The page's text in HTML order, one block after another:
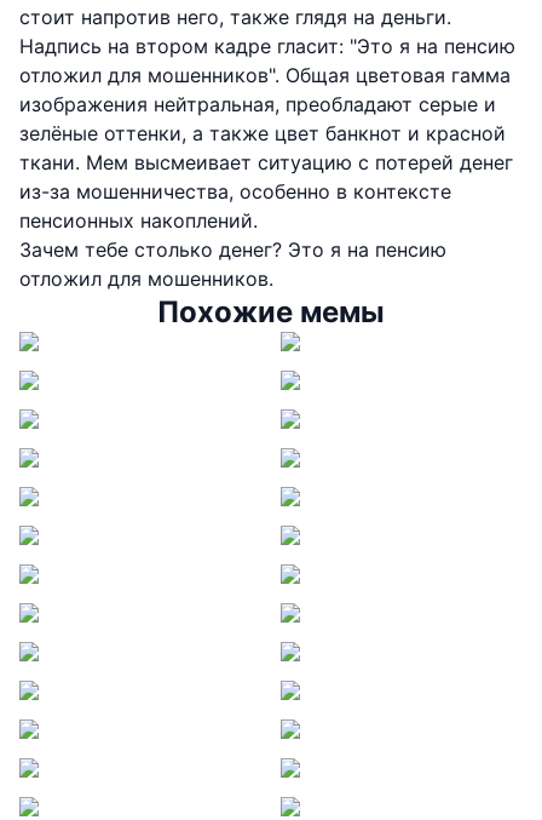
стоит напротив него, также глядя на деньги.
Надпись на втором кадре гласит: "Это я на пенсию
отложил для мошенников". Общая цветовая гамма
изображения нейтральная, преобладают серые и
зелёные оттенки, а также цвет банкнот и красной
ткани. Мем высмеивает ситуацию с потерей денег
из-за мошенничества, особенно в контексте
пенсионных накоплений.
Зачем тебе столько денег? Это я на пенсию
отложил для мошенников.
Похожие мемы